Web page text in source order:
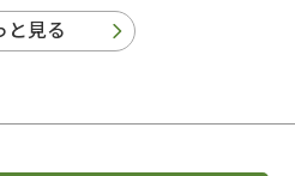
と見る